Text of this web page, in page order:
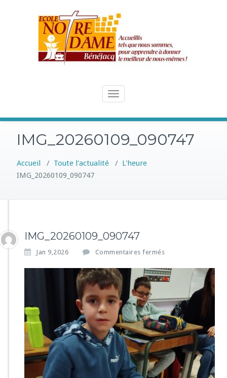
Toggle
IMG_20260109_090747
Accueil / Toute l'actualité / L'heure
IMG_20260109_090747
IMG_20260109_090747
Jan 9,2026 Commentaires fermés
r
I
G
_
2
0
2
6
0